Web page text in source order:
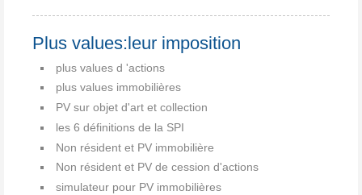
Plus values:leur imposition
plus values d 'actions
plus values immobilières
PV sur objet d'art et collection
les 6 définitions de la SPI
Non résident et PV immobilière
Non résident et PV de cession d'actions
simulateur pour PV immobilières